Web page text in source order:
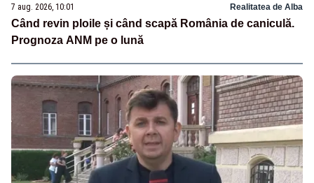
7 aug. 2026, 10:01 Realitatea de Alba
Când revin ploile și când scapă România de caniculă.
Prognoza ANM pe o lună